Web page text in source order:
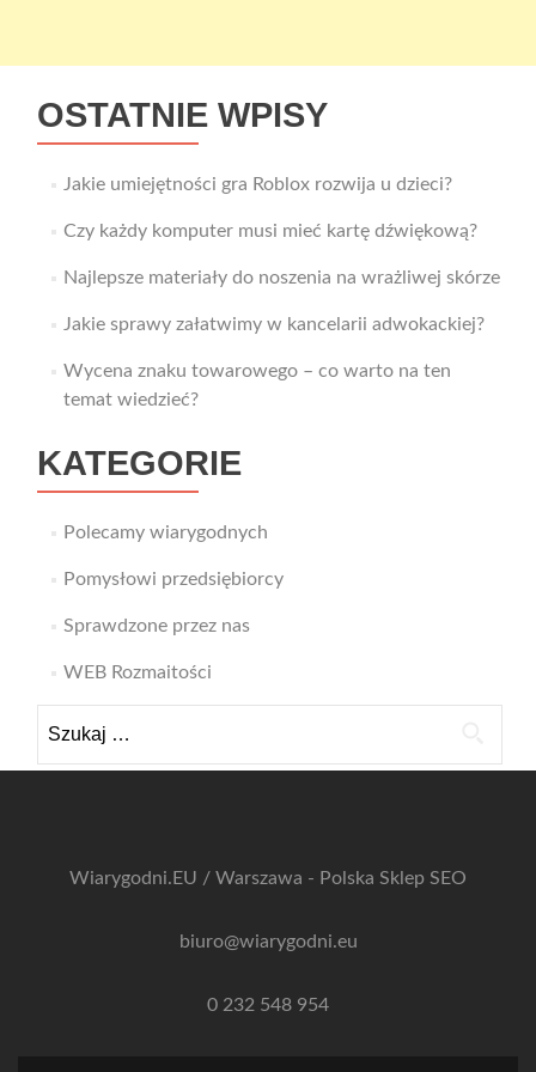
OSTATNIE WPISY
Jakie umiejętności gra Roblox rozwija u dzieci?
Czy każdy komputer musi mieć kartę dźwiękową?
Najlepsze materiały do noszenia na wrażliwej skórze
Jakie sprawy załatwimy w kancelarii adwokackiej?
Wycena znaku towarowego – co warto na ten
temat wiedzieć?
KATEGORIE
Polecamy wiarygodnych
Pomysłowi przedsiębiorcy
Sprawdzone przez nas
WEB Rozmaitości
Wiarygodni.EU / Warszawa - Polska Sklep SEO
biuro@wiarygodni.eu
0 232 548 954